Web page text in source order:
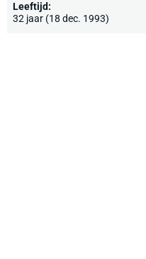
Leeftijd:
32 jaar (18 dec. 1993)